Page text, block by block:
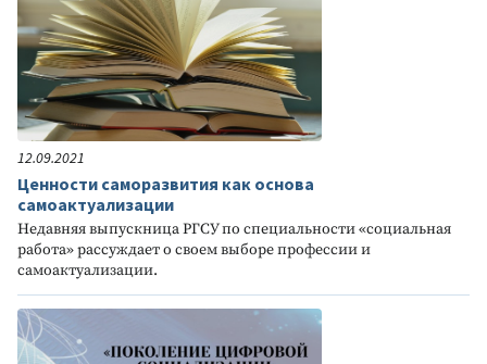
12.09.2021
Ценности саморазвития как основа
самоактуализации
Недавняя выпускница РГСУ по специальности «социальная
работа» рассуждает о своем выборе профессии и
самоактуализации.